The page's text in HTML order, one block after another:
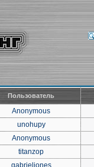
Пользователь
Anonymous
unohupy
Anonymous
titanzop
gabrieljones